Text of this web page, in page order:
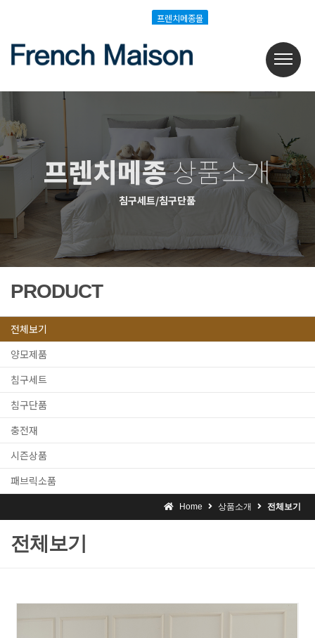
프렌치메종몰
프렌치메종상품소개
침구세트/침구단품
PRODUCT
전체보기
양모제품
침구세트
침구단품
충전재
시즌상품
패브릭소품
Home 상품소개 전체보기
전체보기